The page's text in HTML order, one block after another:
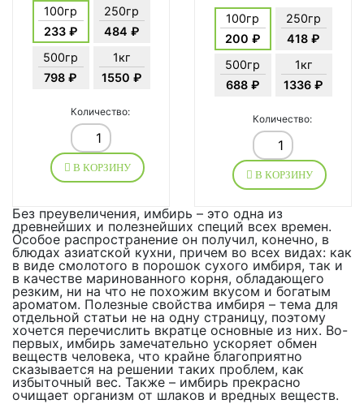
100гр
233 ₽
250гр
484 ₽
500гр
798 ₽
1кг
1550 ₽
Количество:
В КОРЗИНУ
100гр
200 ₽
250гр
418 ₽
500гр
688 ₽
1кг
1336 ₽
Количество:
В КОРЗИНУ
Без преувеличения, имбирь – это одна из
древнейших и полезнейших специй всех времен.
Особое распространение он получил, конечно, в
блюдах азиатской кухни, причем во всех видах: как
в виде смолотого в порошок сухого имбиря, так и
в качестве маринованного корня, обладающего
резким, ни на что не похожим вкусом и богатым
ароматом. Полезные свойства имбиря – тема для
отдельной статьи не на одну страницу, поэтому
хочется перечислить вкратце основные из них. Во-
первых, имбирь замечательно ускоряет обмен
веществ человека, что крайне благоприятно
сказывается на решении таких проблем, как
избыточный вес. Также – имбирь прекрасно
очищает организм от шлаков и вредных веществ.